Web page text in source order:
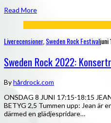
Read More
Liverecensioner, Sweden Rock Festivaljuni
Sweden Rock 2022:
Byhårdrock.com
ONSDAG 8 JUNI 17:15-18:15
BETYG 2,5 Tummen upp: Jean är
därmed en glädjespridare…